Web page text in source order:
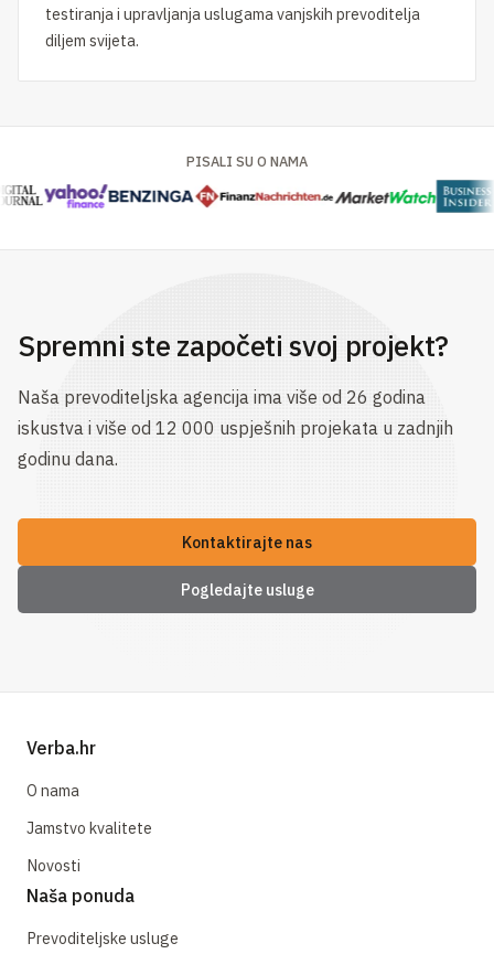
testiranja i upravljanja uslugama vanjskih prevoditelja
diljem svijeta.
PISALI SU O NAMA
Spremni ste započeti svoj projekt?
Naša prevoditeljska agencija ima više od 26 godina
iskustva i više od 12 000 uspješnih projekata u zadnjih
godinu dana.
Kontaktirajte nas
Pogledajte usluge
Verba.hr
O nama
Jamstvo kvalitete
Novosti
Naša ponuda
Prevoditeljske usluge